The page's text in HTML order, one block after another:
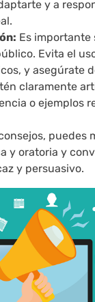
y a
Es importante
Evita el
y asegúrate
claramente
o ejemplos
puedes
y oratoria y
y persuasivo.